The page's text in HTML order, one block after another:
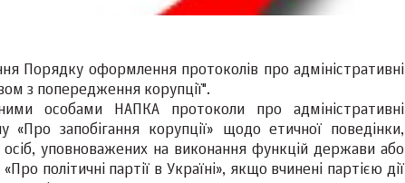
Порядку оформлення протоколів про адміністративні
з попередження корупції".
особами НАПКА протоколи про адміністративні
запобігання корупції» щодо етичної поведінки,
осіб, уповноважених на виконання функцій держави або
політичні партії в Україні», якщо вчинені партією дії